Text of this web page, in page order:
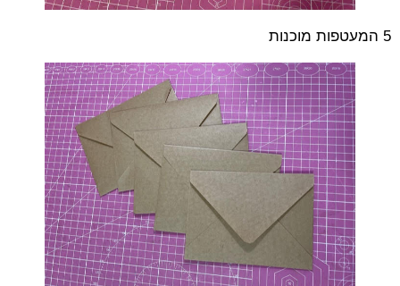
5 המעטפות מוכנות